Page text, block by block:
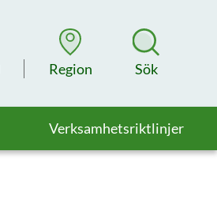
Region Sök
Verksamhetsriktlinjer